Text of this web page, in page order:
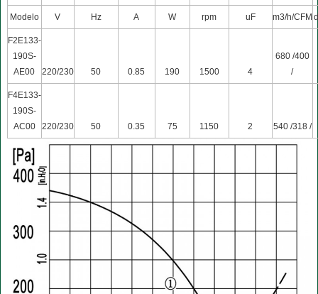
Modelo V Hz A W rpm uF m3/h/CFM
F2E133-
190S-
AE00
220/230 50 0.85 190 1500 4
680 /400
/
F4E133-
190S-
AC00
220/230 50 0.35 75 1150 2 540 /318 /